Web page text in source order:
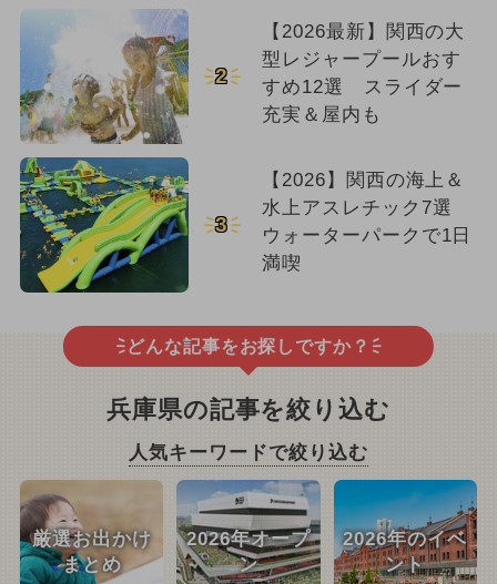
2
【2026最新】関西の大
型レジャープールおす
すめ12選 スライダー
充実＆屋内も
3
【2026】関西の海上＆
水上アスレチック7選
ウォーターパークで1日
満喫
どんな記事をお探しですか？
兵庫県の記事を絞り込む
人気キーワードで絞り込む
厳選お出かけ
まとめ
2026年オープ
ン
2026年のイベ
ント